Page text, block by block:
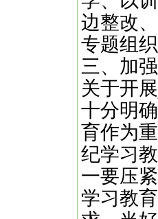
边整改
专题组
三、加
关于开
十分明
育作为
纪学习
一要压
学习教